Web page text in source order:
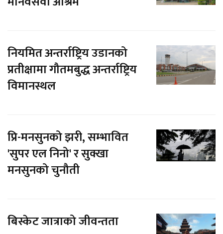
नियमित अन्तर्राष्ट्रिय उडानको
प्रतीक्षामा गौतमबुद्ध अन्तर्राष्ट्रिय
विमानस्थल
प्रि-मनसुनको झरी, सम्भावित
'सुपर एल निनो' र सुक्खा
मनसुनको चुनौती
बिस्केट जात्राको जीवन्तता